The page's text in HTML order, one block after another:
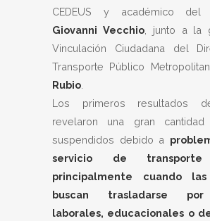
CEDEUS y académico del
Giovanni Vecchio, junto a la
Vinculación Ciudadana del
Transporte Público
Rubio
Los primeros resultados
revelaron una gran
suspendidos debido a
servicio de transporte
principalmente cuando las
buscan trasladarse
laborales, educacionales o